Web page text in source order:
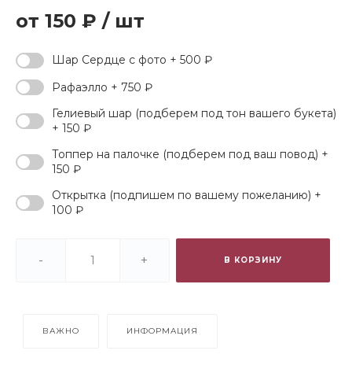
150 ₽ / шт
Шар Сердце с фото + 500 ₽
Рафаэлло + 750 ₽
Гелиевый шар (подберем под тон вашего букета)
+ 150 ₽
Топпер на палочке (подберем под ваш повод) +
150 ₽
Открытка (подпишем по вашему пожеланию) +
100 ₽
- + В КОРЗИНУ
ВАЖНО ИНФОРМАЦИЯ